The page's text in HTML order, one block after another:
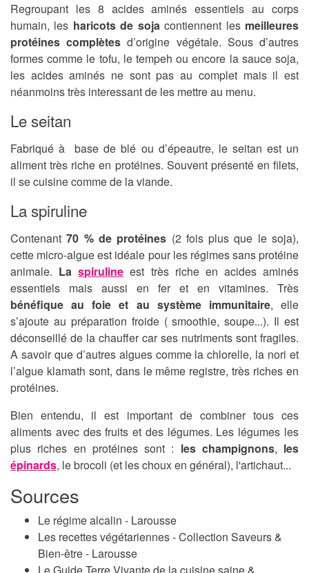
Regroupant les 8 acides aminés essentiels au corps
humain, les haricots de sojacontiennent les meilleures
protéines complètesd’origine végétale. Sous d’autres
formes comme le tofu, le tempeh ou encore la sauce soja,
les acides aminés ne sont pas au complet mais il est
néanmoins très interessant de les mettre au menu.
Le seitan
Fabriqué à base de blé ou d’épeautre, le seitan est un
aliment très riche en protéines. Souvent présenté en filets,
il se cuisine comme de la viande.
La spiruline
Contenant70 % de protéines (2 fois plus que le soja),
cette micro-algue est idéale pour les régimes sans protéine
animale. Laspiruline est très riche en acides aminés
essentiels mais aussi en fer et en vitamines. Très
bénéfique au foie et au système immunitaire, elle
s’ajoute au préparation froide ( smoothie, soupe...). Il est
déconseillé de la chauffer car ses nutriments sont fragiles.
A savoir que d’autres algues comme la chlorelle, la nori et
l’algue klamath sont, dans le même registre, très riches en
protéines.
Bien entendu, il est important de combiner tous ces
aliments avec des fruits et des légumes. Les légumes les
plus riches en protéines sont : les champignons, les
épinards, le brocoli (et les choux en général), l'artichaut...
Sources
Le régime alcalin - Larousse
Les recettes végétariennes - Collection Saveurs &
Bien-être - Larousse